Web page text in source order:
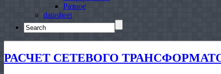
Разное
datasheet
Search
for:
РАСЧЕТ СЕТЕВОГО